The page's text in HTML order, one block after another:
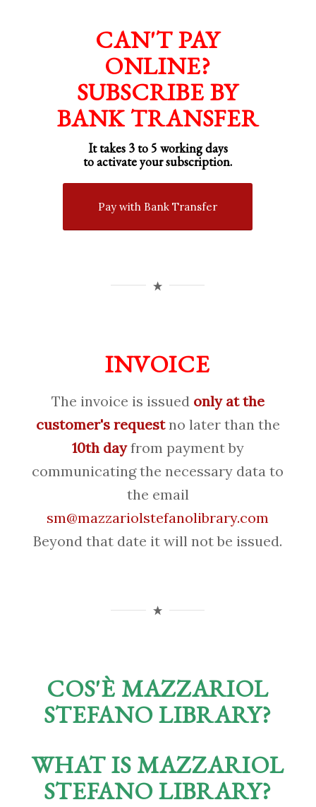
CAN'T PAY
ONLINE?
SUBSCRIBE BY
BANK TRANSFER
It takes 3 to 5 working days
to activate your subscription.
Pay with Bank Transfer
INVOICE
The invoice is issued only at the
customer's requestno later than the
10th dayfrom payment by
communicating the necessary data to
the email
sm@mazzariolstefanolibrary.com
Beyond that date it will not be issued.
COS'È MAZZARIOL
STEFANO LIBRARY?
WHAT IS MAZZARIOL
STEFANO LIBRARY?